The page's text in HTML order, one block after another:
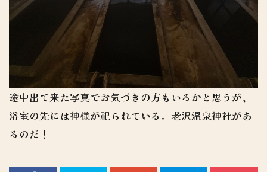
途中出て来た写真でお気づきの方もいるかと思うが、
浴室の先には神様が祀られている。老沢温泉神社があ
るのだ！